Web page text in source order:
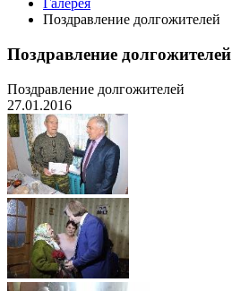
Галерея
Поздравление долгожителей
Поздравление долгожителей
Поздравление долгожителей
27.01.2016